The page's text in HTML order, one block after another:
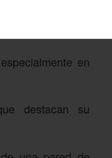
en
destacan su